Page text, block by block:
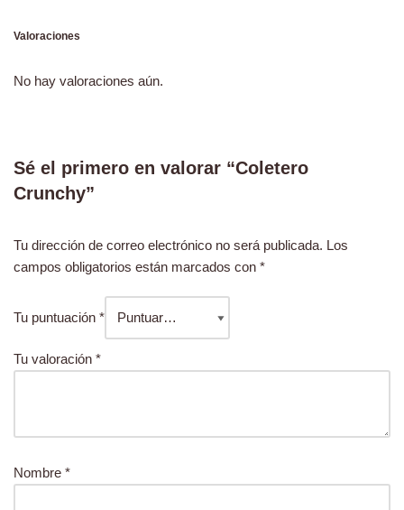
Valoraciones
No hay valoraciones aún.
Sé el primero en valorar “Coletero
Crunchy”
Tu dirección de correo electrónico no será publicada. Los
campos obligatorios están marcados con *
Tu puntuación *
Tu valoración *
Nombre *